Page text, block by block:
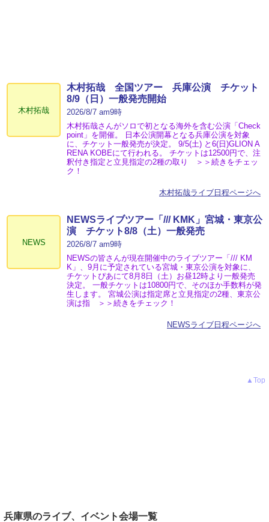
木村拓哉
木村拓哉 全国ツアー 兵庫公演 チケット
8/9（日）一般発売開始
2026/8/7 am9時
木村拓哉さんがソロで初となる海外を含む公演「Check
point」を開催。 日本公演開幕となる兵庫公演を対象
に、チケット一般発売が決定。 9/5(土) と6(日)GLION A
RENA KOBEにて行われる。 チケットは12500円で、注
釈付き指定と立見指定の2種の取り ＞＞続きをチェッ
ク！
木村拓哉ライブ日程ページへ
NEWS
NEWSライブツアー「/// KMK」宮城・東京公
演 チケット8/8（土）一般発売
2026/8/7 am9時
NEWSの皆さんが現在開催中のライブツアー「/// KM
K」、9月に予定されている宮城・東京公演を対象に、
チケットぴあにて8月8日（土）お昼12時より一般発売
決定。 一般チケットは10800円で、そのほか手数料が発
生します。 宮城公演は指定席と立見指定の2種、東京公
演は指 ＞＞続きをチェック！
NEWSライブ日程ページへ
▲Top
兵庫県のライブ、イベント会場一覧